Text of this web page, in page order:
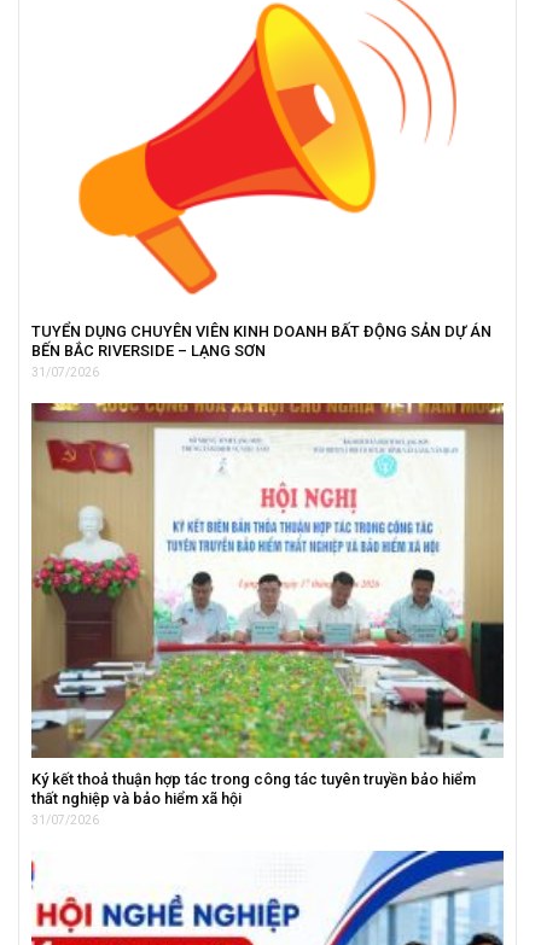
TUYỂN DỤNG CHUYÊN VIÊN KINH DOANH BẤT ĐỘNG SẢN DỰ ÁN
BẾN BẮC RIVERSIDE – LẠNG SƠN
31/07/2026
Ký kết thoả thuận hợp tác trong công tác tuyên truyền bảo hiểm
thất nghiệp và bảo hiểm xã hội
31/07/2026